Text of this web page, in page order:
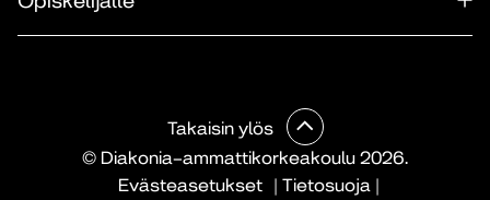
© Diakonia–ammattikorkeakoulu 2026.
Evästeasetukset
| Tietosuoja|
Takaisin ylös